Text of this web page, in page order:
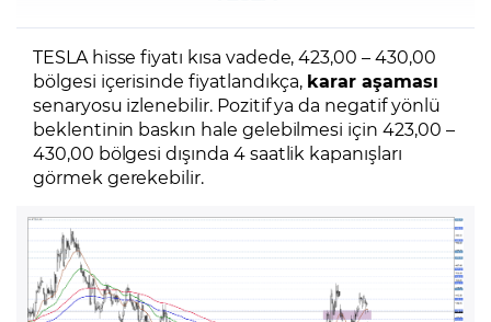
TESLA hisse fiyatı kısa vadede, 423,00 – 430,00
bölgesi içerisinde fiyatlandıkça, karar aşaması
senaryosu izlenebilir. Pozitif ya da negatif yönlü
beklentinin baskın hale gelebilmesi için 423,00 –
430,00 bölgesi dışında 4 saatlik kapanışları
görmek gerekebilir.